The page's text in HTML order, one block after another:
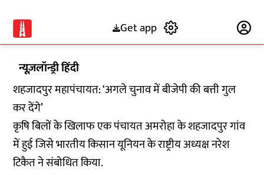
Get app
न्यूज़लॉन्ड्री हिंदी
शहजादपुर महापंचायत: ‘अगले चुनाव में बीजेपी की बत्ती गुल
कर देंगे’
कृषि बिलों के खिलाफ एक पंचायत अमरोहा के शहजादपुर गांव
में हुई जिसे भारतीय किसान यूनियन के राष्ट्रीय अध्यक्ष नरेश
टिकैत ने संबोधित किया.